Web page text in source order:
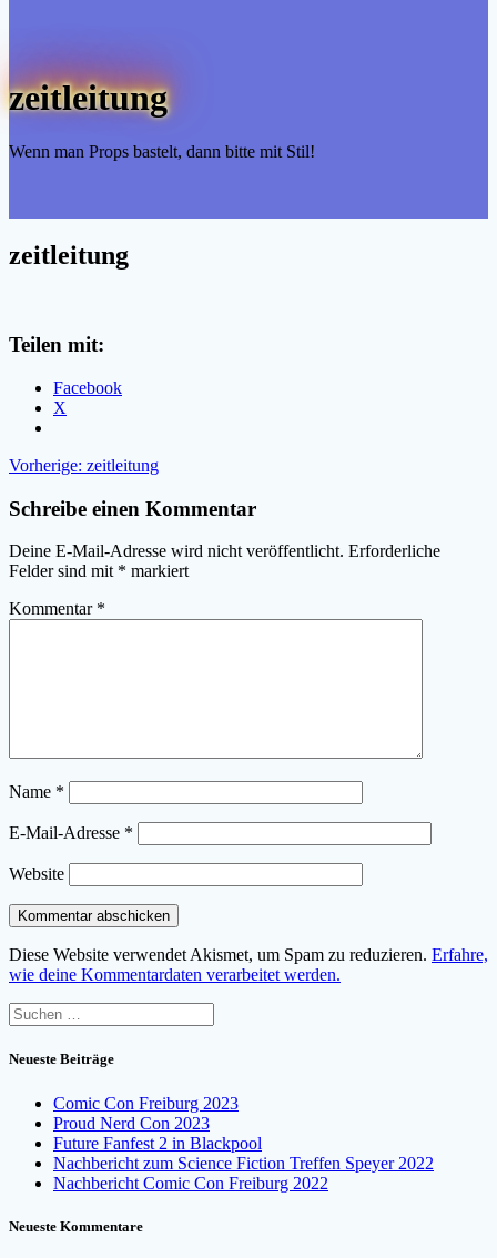
zeitleitung
Wenn man Props bastelt, dann bitte mit Stil!
zeitleitung
Teilen mit:
Facebook
X
Beitragsnavigation
Vorherige: Vorheriger
zeitleitung
Schreibe einen Kommentar
Deine E-Mail-Adresse wird nicht veröffentlicht. Erforderliche
Felder sind mit * markiert
Kommentar *
Name *
E-Mail-Adresse *
Website
Diese Website verwendet Akismet, um Spam zu reduzieren. Erfahre,
wie deine Kommentardaten verarbeitet werden.
Suchen
nach:
Neueste Beiträge
Comic Con Freiburg 2023
Proud Nerd Con 2023
Future Fanfest 2 in Blackpool
Nachbericht zum Science Fiction Treffen Speyer 2022
Nachbericht Comic Con Freiburg 2022
Neueste Kommentare